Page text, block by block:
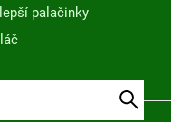
palačinky